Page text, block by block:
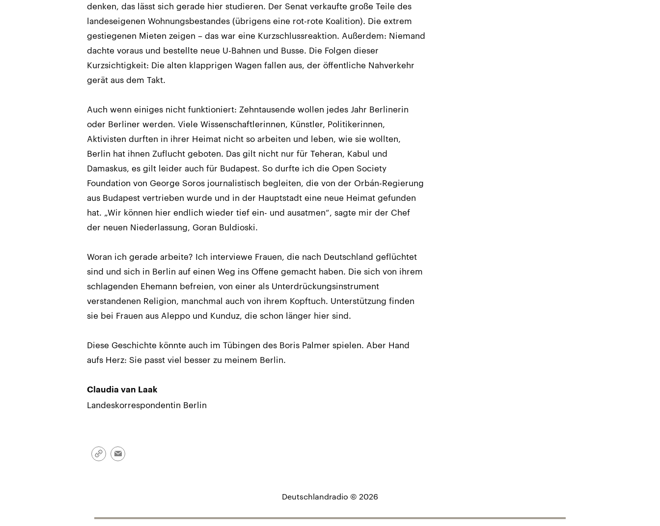
denken, das lässt sich gerade hier studieren. Der Senat verkaufte große Teile des
landeseigenen Wohnungsbestandes (übrigens eine rot-rote Koalition). Die extrem
gestiegenen Mieten zeigen – das war eine Kurzschlussreaktion. Außerdem: Niemand
dachte voraus und bestellte neue U-Bahnen und Busse. Die Folgen dieser
Kurzsichtigkeit: Die alten klapprigen Wagen fallen aus, der öffentliche Nahverkehr
gerät aus dem Takt.
Auch wenn einiges nicht funktioniert: Zehntausende wollen jedes Jahr Berlinerin
oder Berliner werden. Viele Wissenschaftlerinnen, Künstler, Politikerinnen,
Aktivisten durften in ihrer Heimat nicht so arbeiten und leben, wie sie wollten,
Berlin hat ihnen Zuflucht geboten. Das gilt nicht nur für Teheran, Kabul und
Damaskus, es gilt leider auch für Budapest. So durfte ich die Open Society
Foundation von George Soros journalistisch begleiten, die von der Orbán-Regierung
aus Budapest vertrieben wurde und in der Hauptstadt eine neue Heimat gefunden
hat. „Wir können hier endlich wieder tief ein- und ausatmen“, sagte mir der Chef
der neuen Niederlassung, Goran Buldioski.
Woran ich gerade arbeite? Ich interviewe Frauen, die nach Deutschland geflüchtet
sind und sich in Berlin auf einen Weg ins Offene gemacht haben. Die sich von ihrem
schlagenden Ehemann befreien, von einer als Unterdrückungsinstrument
verstandenen Religion, manchmal auch von ihrem Kopftuch. Unterstützung finden
sie bei Frauen aus Aleppo und Kunduz, die schon länger hier sind.
Diese Geschichte könnte auch im Tübingen des Boris Palmer spielen. Aber Hand
aufs Herz: Sie passt viel besser zu meinem Berlin.
Claudia van Laak
Landeskorrespondentin Berlin
Link
Email
Deutschlandradio © 2026